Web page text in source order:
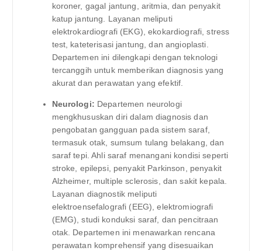
koroner, gagal jantung, aritmia, dan penyakit
katup jantung. Layanan meliputi
elektrokardiografi (EKG), ekokardiografi, stress
test, kateterisasi jantung, dan angioplasti.
Departemen ini dilengkapi dengan teknologi
tercanggih untuk memberikan diagnosis yang
akurat dan perawatan yang efektif.
Neurologi: Departemen neurologi
mengkhususkan diri dalam diagnosis dan
pengobatan gangguan pada sistem saraf,
termasuk otak, sumsum tulang belakang, dan
saraf tepi. Ahli saraf menangani kondisi seperti
stroke, epilepsi, penyakit Parkinson, penyakit
Alzheimer, multiple sclerosis, dan sakit kepala.
Layanan diagnostik meliputi
elektroensefalografi (EEG), elektromiografi
(EMG), studi konduksi saraf, dan pencitraan
otak. Departemen ini menawarkan rencana
perawatan komprehensif yang disesuaikan